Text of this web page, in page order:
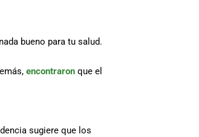
bueno para tu salud.
encontraron que el
sugiere que los